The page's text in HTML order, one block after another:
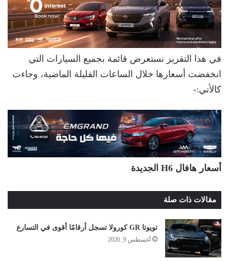
في هذا التقرير نستعرض قائمة بجميع السيارات التي
انخفضت أسعارها خلال الساعات القليلة الماضية، وجاءت
كالأتي:-
أسعار هافال H6 الجديدة
مقالات ذات صلة
تويوتا GR كورولا تسجل أرقامًا أقوى في التسارع
أغسطس 9, 2026